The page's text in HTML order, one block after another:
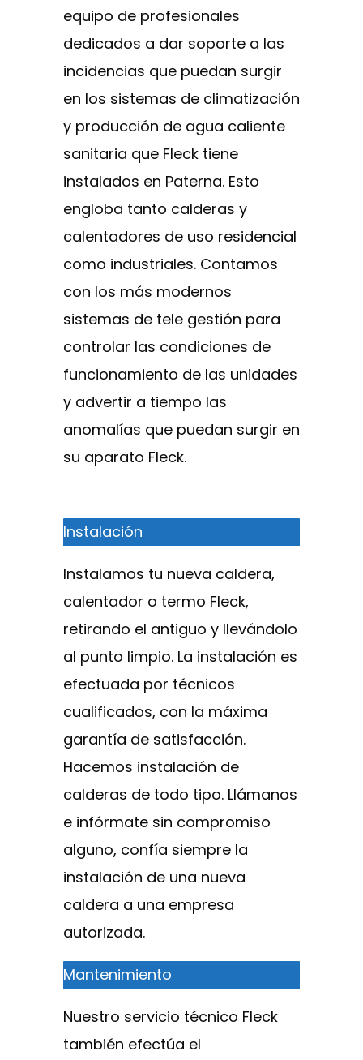
equipo de profesionales
dedicados a dar soporte a las
incidencias que puedan surgir
en los sistemas de climatización
y producción de agua caliente
sanitaria que Fleck tiene
instalados en Paterna. Esto
engloba tanto calderas y
calentadores de uso residencial
como industriales. Contamos
con los más modernos
sistemas de tele gestión para
controlar las condiciones de
funcionamiento de las unidades
y advertir a tiempo las
anomalías que puedan surgir en
su aparato Fleck.
Instalación
Instalamos tu nueva caldera,
calentador o termo Fleck,
retirando el antiguo y llevándolo
al punto limpio. La instalación es
efectuada por técnicos
cualificados, con la máxima
garantía de satisfacción.
Hacemos instalación de
calderas de todo tipo. Llámanos
e infórmate sin compromiso
alguno, confía siempre la
instalación de una nueva
caldera a una empresa
autorizada.
Mantenimiento
Nuestro servicio técnico Fleck
también efectúa el